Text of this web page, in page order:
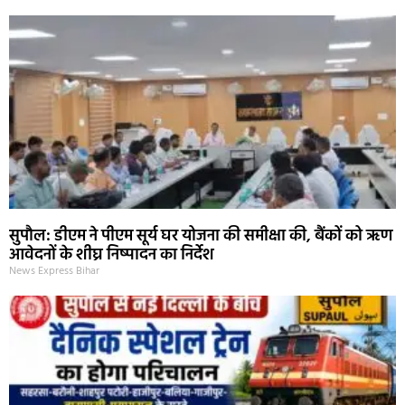
सुपौल: डीएम ने पीएम सूर्य घर योजना की समीक्षा की, बैंकों को ऋण
आवेदनों के शीघ्र निष्पादन का निर्देश
News Express Bihar